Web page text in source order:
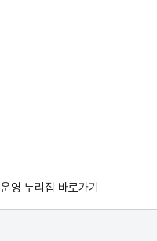
운영 누리집 바로가기